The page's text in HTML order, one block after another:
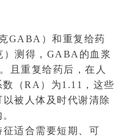
GABA）和重复给药
）测得，GABA的血浆
且重复给药后，在人
（RA）为1.11，这些
被人体及时代谢清除
适合需要短期、可